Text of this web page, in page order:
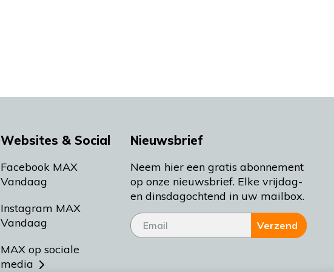
Websites & Social
Facebook MAX
Vandaag
Instagram MAX
Vandaag
MAX op sociale
media
Nieuwsbrief
Neem hier een gratis abonnement
op onze nieuwsbrief. Elke vrijdag-
en dinsdagochtend in uw mailbox.
Verzend